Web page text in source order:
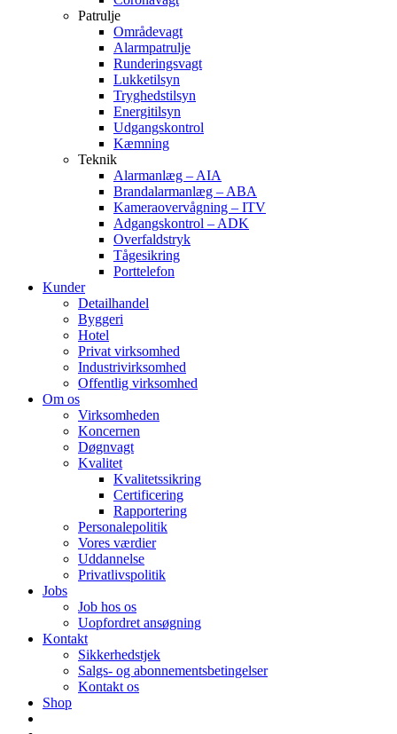
Patrulje
Områdevagt
Alarmpatrulje
Runderingsvagt
Lukketilsyn
Tryghedstilsyn
Energitilsyn
Udgangskontrol
Kæmning
Teknik
Alarmanlæg – AIA
Brandalarmanlæg – ABA
Kameraovervågning – ITV
Adgangskontrol – ADK
Overfaldstryk
Tågesikring
Porttelefon
Kunder
Detailhandel
Byggeri
Hotel
Privat virksomhed
Industrivirksomhed
Offentlig virksomhed
Om os
Virksomheden
Koncernen
Døgnvagt
Kvalitet
Kvalitetssikring
Certificering
Rapportering
Personalepolitik
Vores værdier
Uddannelse
Privatlivspolitik
Jobs
Job hos os
Uopfordret ansøgning
Kontakt
Sikkerhedstjek
Salgs- og abonnementsbetingelser
Kontakt os
Shop